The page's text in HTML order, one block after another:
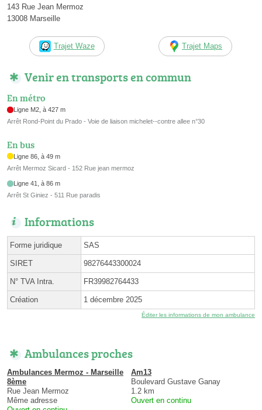
143 Rue Jean Mermoz
13008 Marseille
Trajet Waze Trajet Maps
Venir en transports en commun
En métro
Ligne M2, à 427 m
Arrêt Rond-Point du Prado - Voie de liaison michelet--contre allee n°30
En bus
Ligne 86, à 49 m
Arrêt Mermoz Sicard - 152 Rue jean mermoz
Ligne 41, à 86 m
Arrêt St Giniez - 511 Rue paradis
Informations
Forme juridique SAS
SIRET 98276443300024
N° TVA Intra. FR39982764433
Création 1 décembre 2025
Éditer les informations de mon ambulance
Ambulances proches
Ambulances Mermoz - Marseille
8ème
Rue Jean Mermoz
Même adresse
Am13
Boulevard Gustave Ganay
1.2 km
Ouvert en continu